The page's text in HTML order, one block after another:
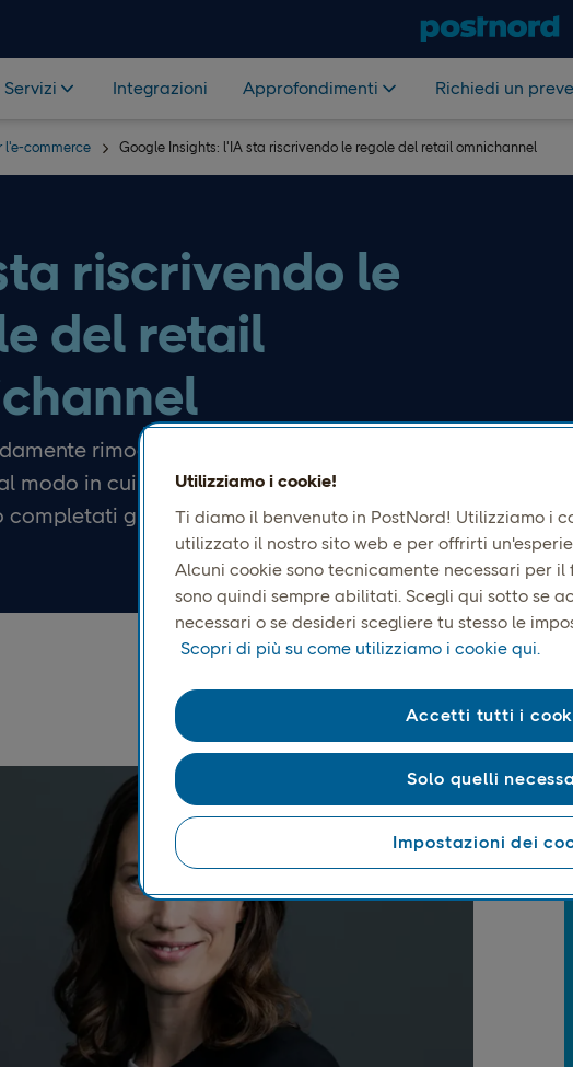
Servizi Integrazioni Approfondimenti Richiedi un
l'e-commerce Google Insights: l'IA sta riscrivendo le regole del retail omnichannel
riscrivendo le
del retail
rimodellando le regole del commercio al
modo in cui i clienti scoprono i prodotti al modo in
completati gli acquisti.
Google
Utilizziamo i cookie!
Ti diamo il benvenuto in PostNord! Utilizziamo i
utilizzato il nostro sito web e per offrirti
Alcuni cookie sono tecnicamente necessari per
sono quindi sempre abilitati. Scegli qui sotto se
necessari o se desideri scegliere tu stesso le
Scopri di più su come utilizziamo i cookie qui.
Impostazioni dei
Solo quelli
Accetti tutti i